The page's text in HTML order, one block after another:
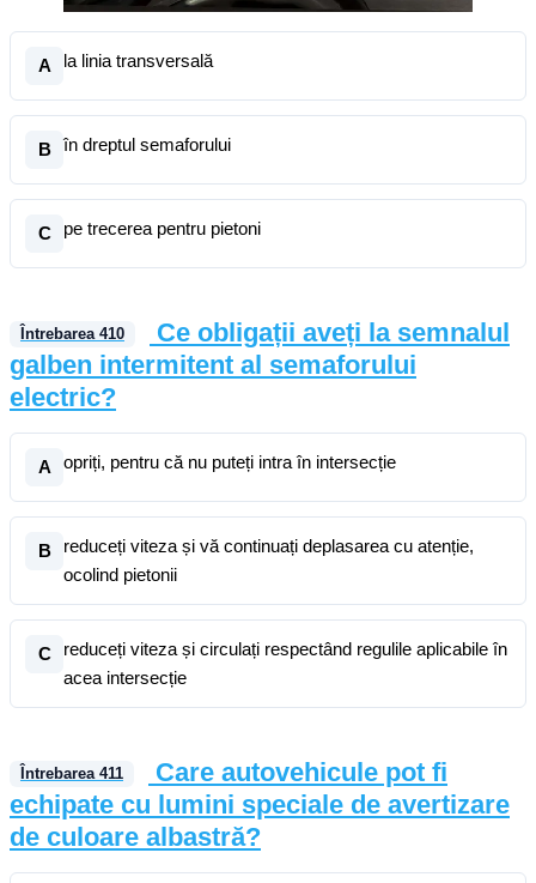
A la linia transversală
B în dreptul semaforului
C pe trecerea pentru pietoni
Întrebarea 410
Ce obligații aveți la semnalul
galben intermitent al semaforului
electric?
A opriți, pentru că nu puteți intra în intersecție
B
reduceți viteza și vă continuați deplasarea cu atenție,
ocolind pietonii
C
reduceți viteza și circulați respectând regulile aplicabile în
acea intersecție
Întrebarea 411
Care autovehicule pot fi
echipate cu lumini speciale de avertizare
de culoare albastră?